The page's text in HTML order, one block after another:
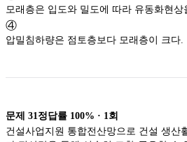
모래층은 입도와 밀도에 따라 유동화현상
④
압밀침하량은 점토층보다 모래층이 크다.
문제 31 정답률 100% · 1 회
건설사업지원 통합전산망으로 건설 생산